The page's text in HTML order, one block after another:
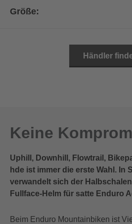
Größe:
Händler
Keine
Uphill, Downhill, Flowtrail,
hde ist immer die erste Wahl. In
verwandelt sich der
Fullface-Helm für satte Enduro
Beim Enduro Mountainbiken ist